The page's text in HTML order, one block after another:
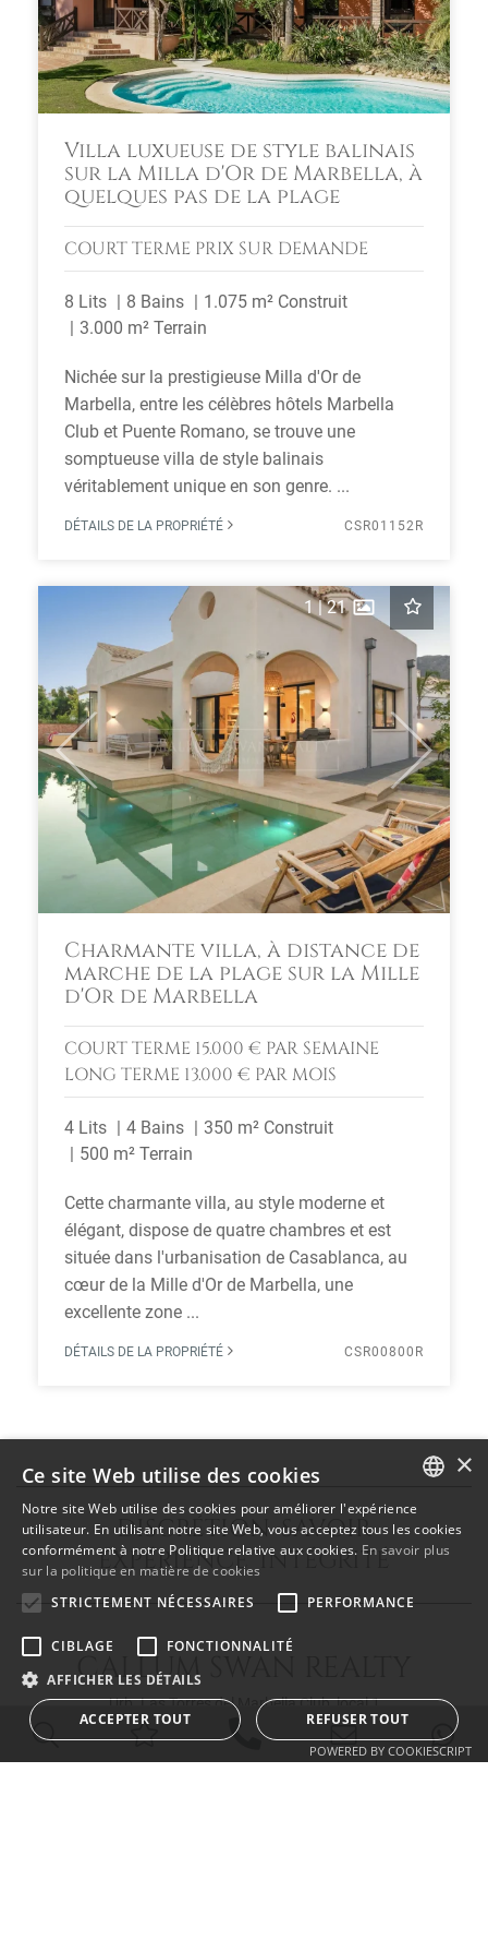
Villa luxueuse de style balinais
sur la Milla d'Or de Marbella, à
quelques pas de la plage
COURT TERME PRIX SUR DEMANDE
8 Lits 8 Bains
1.075 m² Construit
3.000 m² Terrain
Nichée sur la prestigieuse Milla d'Or de
Marbella, entre les célèbres hôtels Marbella
Club et Puente Romano, se trouve une
somptueuse villa de style balinais
véritablement unique en son genre. ...
DÉTAILS DE LA PROPRIÉTÉ CSR01152R
Previous Next
1|21
Charmante villa, à distance de
marche de la plage sur la Mille
d'Or de Marbella
COURT TERME 15.000 € PAR SEMAINE
LONG TERME 13.000 € PAR MOIS
4 Lits 4 Bains
350 m² Construit
500 m² Terrain
Cette charmante villa, au style moderne et
élégant, dispose de quatre chambres et est
située dans l'urbanisation de Casablanca, au
cœur de la Mille d'Or de Marbella, une
excellente zone ...
DÉTAILS DE LA PROPRIÉTÉ CSR00800R
DISCRÉTION SAVOIR
EXPÉRIENCE INTÉGRITÉ
CALLUM SWAN REALTY
Urb. Las Torres del Marbella Club, local 1
Blvd. Principe Alfonso de Hohenlohe
29602 Marbella Málaga
ENGLISH
SPANISH
FRENCH
×
Ce site Web utilise des cookies
Notre site Web utilise des cookies pour améliorer l'expérience
utilisateur. En utilisant notre site Web, vous acceptez tous les cookies
conformément à notre Politique relative aux cookies. En savoir plus
sur la politique en matière de cookies
STRICTEMENT NÉCESSAIRES
PERFORMANCE
CIBLAGE
FONCTIONNALITÉ
AFFICHER LES DÉTAILS
ACCEPTER TOUT REFUSER TOUT
POWERED BY COOKIESCRIPT